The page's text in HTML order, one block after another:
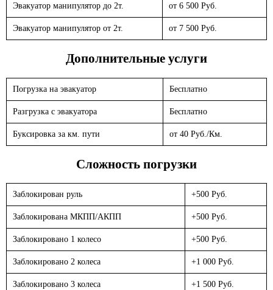
Эвакуатор манипулятор до 2т. от 6 500 Руб.
Эвакуатор манипулятор от 2т. от 7 500 Руб.
Дополнительные услуги
Погрузка на эвакуатор Бесплатно
Разгрузка с эвакуатора Бесплатно
Буксировка за км. пути от 40 Руб./Км.
Сложность погрузки
Заблокирован руль +500 Руб.
Заблокирована МКПП/АКПП +500 Руб.
Заблокировано 1 колесо +500 Руб.
Заблокировано 2 колеса +1 000 Руб.
Заблокировано 3 колеса +1 500 Руб.